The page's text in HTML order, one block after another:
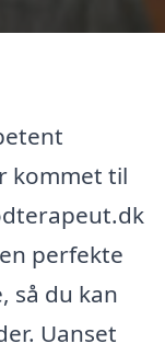
kommet til
perfekte
så du kan
Uanset